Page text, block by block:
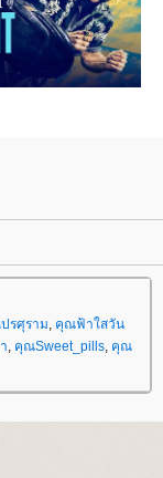
รศุราม, คุณฟ้าใสวัน
, คุณSweet_pills, คุณ